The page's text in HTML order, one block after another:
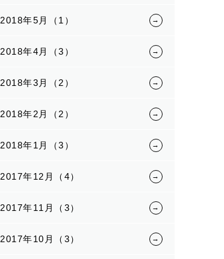
2018年5月（1）
2018年4月（3）
2018年3月（2）
2018年2月（2）
2018年1月（3）
2017年12月（4）
2017年11月（3）
2017年10月（3）